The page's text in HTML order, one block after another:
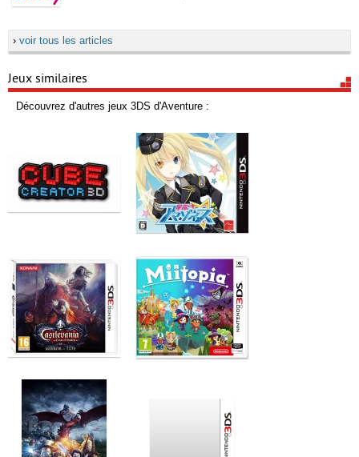
› voir tous les articles
Jeux similaires
Découvrez d'autres jeux 3DS d'Aventure :